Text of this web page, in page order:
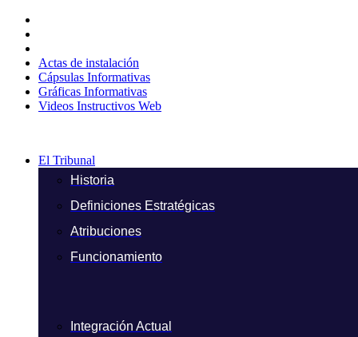
contenido
Actas de instalación
Cápsulas Informativas
Gráficas Informativas
Videos Instructivos Web
El Tribunal
Historia
Definiciones Estratégicas
Atribuciones
Funcionamiento
Integración Actual